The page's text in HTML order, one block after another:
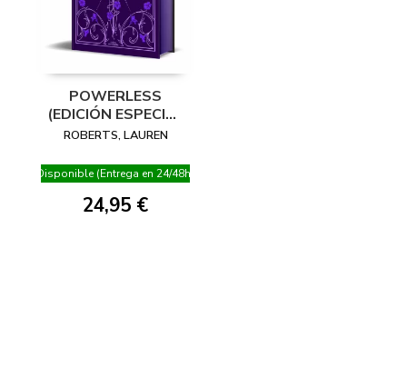
POWERLESS
(EDICIÓN ESPECIAL
LIMITADA) (SAGA
ROBERTS, LAUREN
Disponible (Entrega en 24/48h)
24,95 €